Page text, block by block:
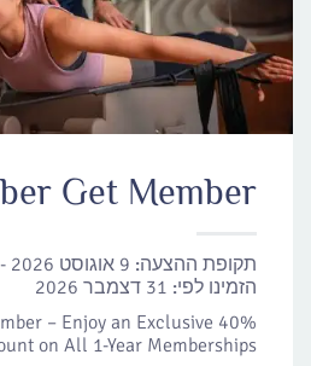
Get Member
תקופת ההצעה:
הזמינו לפי:
– Enjoy an Exclusive 40%
on All 1-Year Memberships